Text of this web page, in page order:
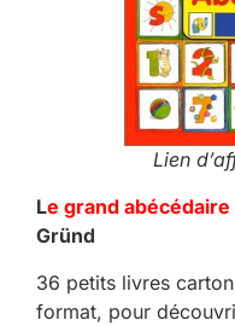
Lien
Le grand abécédaire
Gründ
36 petits livres
format, pour